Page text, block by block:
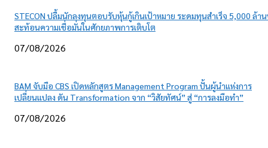
STECON ปลื้มนักลงทุนตอบรับหุ้นกู้เกินเป้าหมาย ระดมทุนสำเร็จ 5,000 ล้า
สะท้อนความเชื่อมั่นในศักยภาพการเติบโต
07/08/2026
BAM จับมือ CBS เปิดหลักสูตร Management Program ปั้นผู้นำแห่งการ
เปลี่ยนแปลง ดัน Transformation จาก “วิสัยทัศน์” สู่ “การลงมือทำ”
07/08/2026